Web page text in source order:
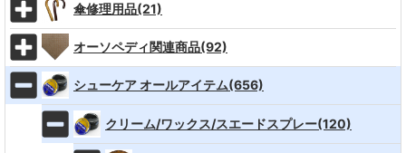
傘修理用品(21)
オーソペディ関連商品(92)
シューケア オールアイテム(656)
クリーム/ワックス/スエードスプレー(120)